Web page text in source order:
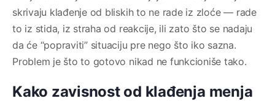
skrivaju klađenje od bliskih to ne rade iz zloće — rade
to iz stida, iz straha od reakcije, ili zato što se nadaju
da će “popraviti” situaciju pre nego što iko sazna.
Problem je što to gotovo nikad ne funkcioniše tako.
Kako zavisnost od klađenja menja